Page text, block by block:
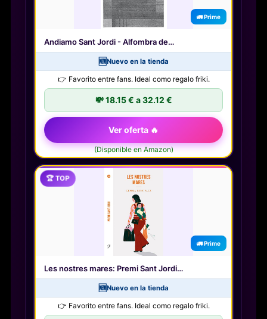
🚛 Prime
Andiamo Sant Jordi - Alfombra de…
🆕Nuevo en la tienda
👉 Favorito entre fans. Ideal como regalo friki.
💸 18.15 € a 32.12 €
Ver oferta 🔥
(Disponible en Amazon)
🏆 TOP
🚛 Prime
Les nostres mares: Premi Sant Jordi…
🆕Nuevo en la tienda
👉 Favorito entre fans. Ideal como regalo friki.